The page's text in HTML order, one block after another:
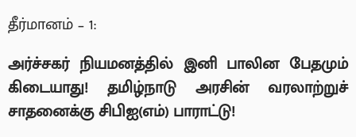
தீர்மானம் – 1:
அர்ச்சகர் நியமனத்தில் இனி பாலின பேதமும்
கிடையாது!
தமிழ்நாடு அரசின் வரலாற்றுச்
சாதனைக்கு சிபிஐ(எம்) பாராட்டு!